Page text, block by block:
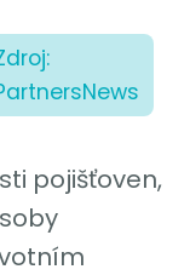
pojišťoven,